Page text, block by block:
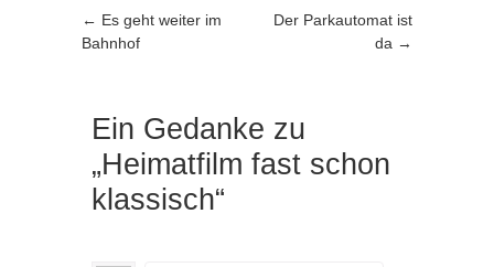
Artikel-Navigation
← Es geht weiter im
Bahnhof
Der Parkautomat ist
da →
Ein Gedanke zu
„Heimatfilm fast schon
klassisch“